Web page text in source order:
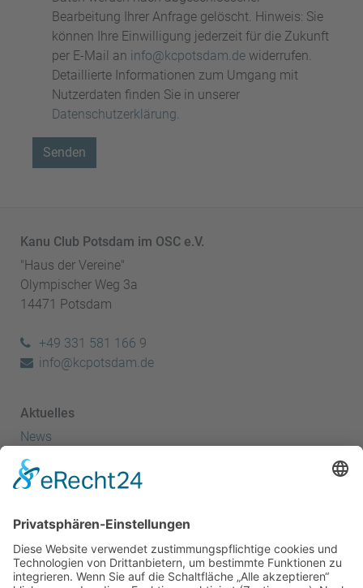
Bearbeitung Ihrer Anfrage gelöscht. Hinweis: Sie
können Ihre Einwilligung jederzeit für die Zukunft
per E-Mail an info@kcpotsdam.de widerrufen.
Detaillierte Informationen zum Umgang mit
Nutzerdaten finden Sie in unserer
Datenschutzerklärung.
Senden
Kanu Club Potsdam im OSC e.V.
"Haus der Vereine"
Olympischer Weg 3a
14471 Potsdam
+49 331 581 166 9
info@kcpotsdam.de
Aktuelles
News
Termine
Kanuspitze
Kanusport
Sportler
Herzlich Willkommen - Startseite